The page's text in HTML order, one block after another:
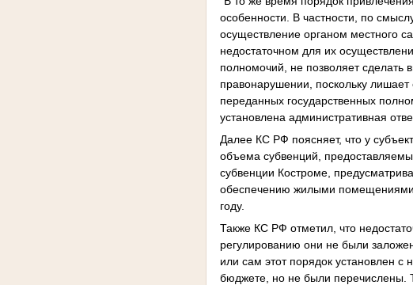
особенности. В частности, по
осуществление органом местного
недостаточном для их
полномочий, не позволяет сделать
правонарушении, поскольку
переданных государственных
установлена административная
Далее КС РФ поясняет, что у
объема субвенций,
субвенции Костроме,
обеспечению жилыми
году.
Также КС РФ отметил, что
регулированию они не были
или сам этот порядок установлен
бюджете, но не были перечислены.